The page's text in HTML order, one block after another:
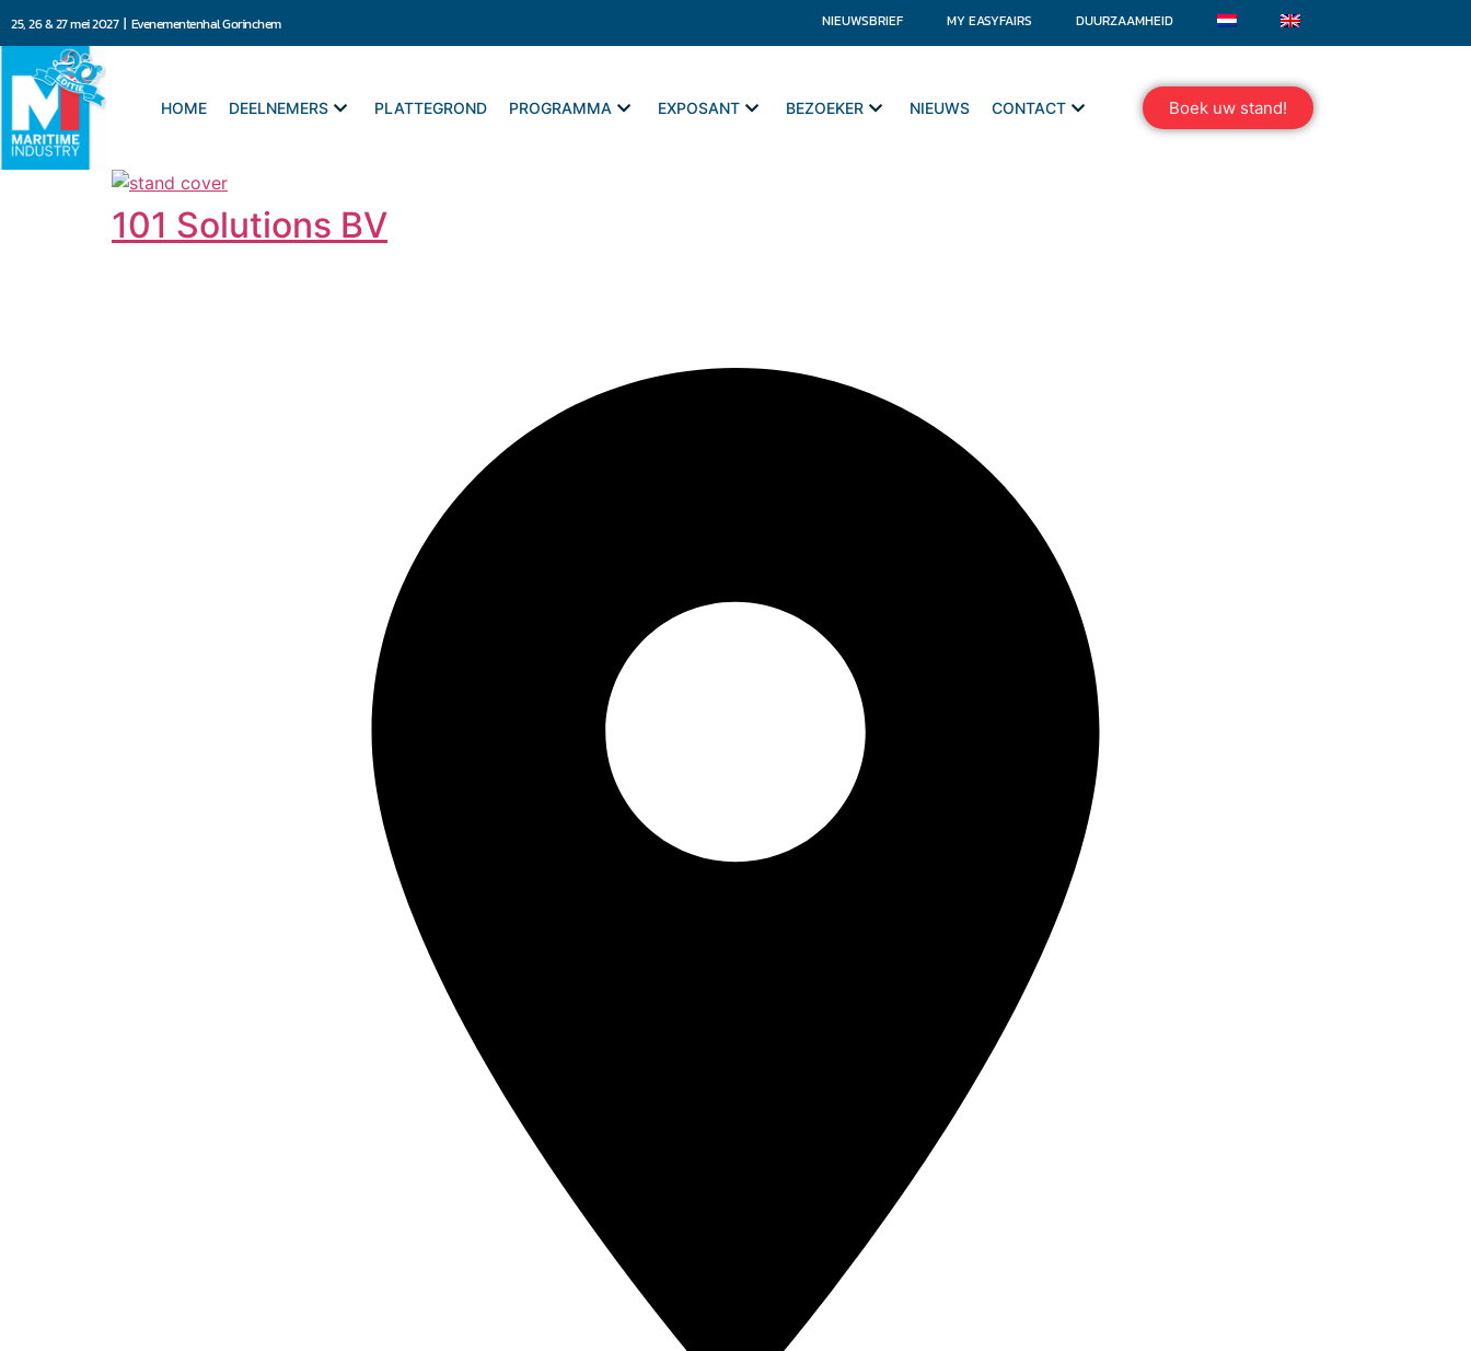
25, 26 & 27 mei 2027 | Evenementenhal Gorinchem NIEUWSBRIEF MY EASYFAIRS DUURZAAMHEID
HOME DEELNEMERS PLATTEGROND PROGRAMMA EXPOSANT BEZOEKER NIEUWS CONTACT Boek uw stand!
101 Solutions BV